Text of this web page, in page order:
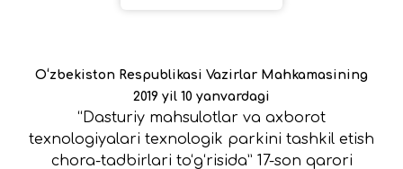
O‘zbekiston Respublikasi Vazirlar Mahkamasining
2019 yil 10 yanvardagi
“Dasturiy mahsulotlar va axborot
texnologiyalari texnologik parkini tashkil etish
chora-tadbirlari to‘g‘risida” 17-son qarori